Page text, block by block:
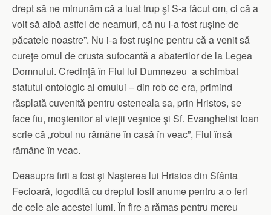
drept să ne minunăm că a luat trup şi S-a făcut om, ci că a
voit să aibă astfel de neamuri, că nu I-a fost ruşine de
păcatele noastre”. Nu i-a fost ruşine pentru că a venit să
cureţe omul de crusta sufocantă a abaterilor de la Legea
Domnului. Credinţă în Fiul lui Dumnezeu a schimbat
statutul ontologic al omului – din rob ce era, primind
răsplată cuvenită pentru osteneala sa, prin Hristos, se
face fiu, moştenitor al vieţii veşnice şi Sf. Evanghelist Ioan
scrie că „robul nu rămâne în casă în veac”, Fiul însă
rămâne în veac.
Deasupra firii a fost şi Naşterea lui Hristos din Sfânta
Fecioară, logodită cu dreptul Iosif anume pentru a o feri
de cele ale acestei lumi. În fire a rămas pentru mereu